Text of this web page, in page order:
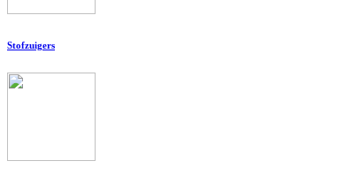
Stofzuigers